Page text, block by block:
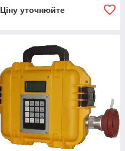
Ціну уточнюйте